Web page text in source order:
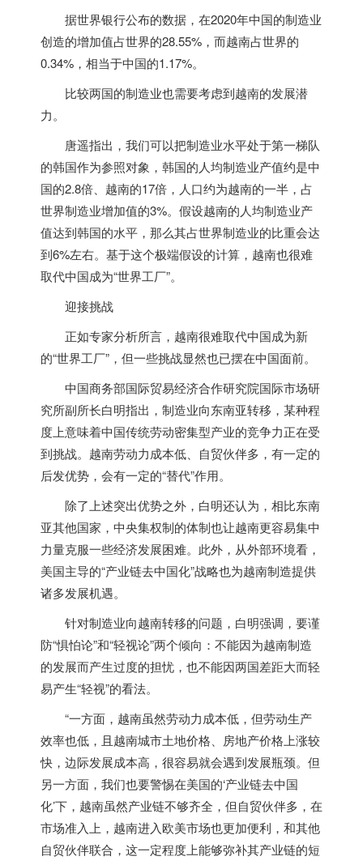
据世界银行公布的数据，在2020年中国的制造业
创造的增加值占世界的28.55%，而越南占世界的
0.34%，相当于中国的1.17%。
比较两国的制造业也需要考虑到越南的发展潜
力。
唐遥指出，我们可以把制造业水平处于第一梯队
的韩国作为参照对象，韩国的人均制造业产值约是中
国的2.8倍、 越南的17倍，人口约为越南的一半，占
世界制造业增加值的3%。假设越南的人均制造业产
值达到韩国的水平，那么其占世界制造业的比重会达
到6%左右。基于这个极端假设的计算， 越南也很难
取代中国成为“世界工厂”。
迎接挑战
正如专家分析所言， 越南很难取代中国成为新
的“世界工厂”，但一些挑战显然也已摆在中国面前。
中国商务部国际贸易经济合作研究院国际市场研
究所副所长白明指出，制造业向东南亚转移，某种程
度上意味着中国传统劳动密集型产业的竞争力正在受
到挑战。 越南劳动力成本低、自贸伙伴多，有一定的
后发优势，会有一定的“替代”作用。
除了上述突出优势之外，白明还认为，相比东南
亚其他国家，中央集权制的体制也让越南更容易集中
力量克服一些经济发展困难。此外，从外部环境看，
美国主导的“产业链去中国化”战略也为越南制造提供
诸多发展机遇。
针对制造业向越南转移的问题，白明强调，要谨
防“惧怕论”和“轻视论”两个倾向：不能因为越南制造
的发展而产生过度的担忧，也不能因两国差距大而轻
易产生“轻视”的看法。
“一方面， 越南虽然劳动力成本低，但劳动生产
效率也低，且越南城市土地价格、房地产价格上涨较
快，边际发展成本高，很容易就会遇到发展瓶颈。但
另一方面，我们也要警惕在美国的‘产业链去中国
化’下， 越南虽然产业链不够齐全，但自贸伙伴多，在
市场准入上， 越南进入欧美市场也更加便利，和其他
自贸伙伴联合，这一定程度上能够弥补其产业链的短